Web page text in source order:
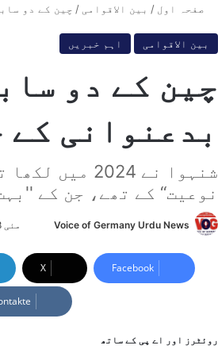
صفحہ اول / بین الاقوامی / چین کے دو
بین الاقوامی اہم خبریں
چین کے دو
بدعنوانی کے
شنہوا نے
نوعیت‘‘ کے تھے، جن کے
Voice of Germany Urdu News
n
d
n
مئی 8, 2026
Facebook
X
روئٹرز اور اے پی کے ساتھ